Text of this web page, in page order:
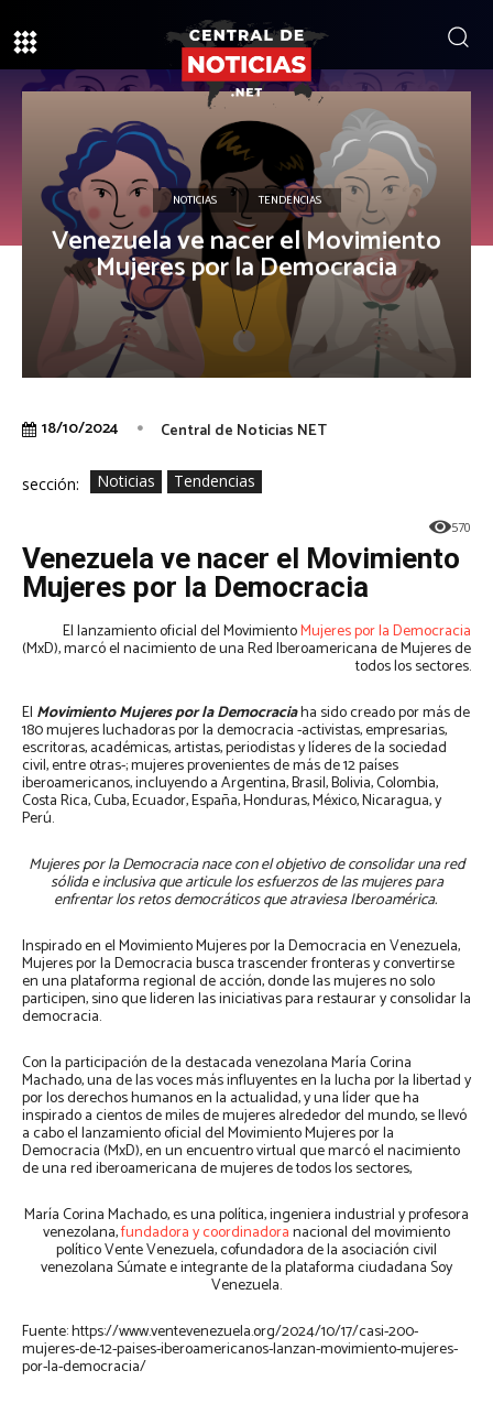
NOTICIAS TENDENCIAS
Venezuela ve nacer el Movimiento
Mujeres por la Democracia
18/10/2024 Central de Noticias NET
sección: Noticias Tendencias
570
Venezuela ve nacer el Movimiento
Mujeres por la Democracia
El lanzamiento oficial del MovimientoMujeres por la Democracia
(MxD), marcó el nacimiento de una Red Iberoamericana de Mujeres de
todos los sectores.
El Movimiento Mujeres por la Democraciaha sido creado por más de
180 mujeres luchadoras por la democracia -activistas, empresarias,
escritoras, académicas, artistas, periodistas y líderes de la sociedad
civil, entre otras-; mujeres provenientes de más de 12 países
iberoamericanos, incluyendo a Argentina, Brasil, Bolivia, Colombia,
Costa Rica, Cuba, Ecuador, España, Honduras, México, Nicaragua, y
Perú.
Mujeres por la Democracia nace con el objetivo de consolidar una red
sólida e inclusiva que articule los esfuerzos de las mujeres para
enfrentar los retos democráticos que atraviesa Iberoamérica.
Inspirado en el Movimiento Mujeres por la Democracia en Venezuela,
Mujeres por la Democracia busca trascender fronteras y convertirse
en una plataforma regional de acción, donde las mujeres no solo
participen, sino que lideren las iniciativas para restaurar y consolidar la
democracia.
Con la participación de la destacada venezolana María Corina
Machado, una de las voces más influyentes en la lucha por la libertad y
por los derechos humanos en la actualidad, y una líder que ha
inspirado a cientos de miles de mujeres alrededor del mundo, se llevó
a cabo el lanzamiento oficial del Movimiento Mujeres por la
Democracia (MxD), en un encuentro virtual que marcó el nacimiento
de una red iberoamericana de mujeres de todos los sectores,
María Corina Machado, es una política, ingeniera industrial y profesora
venezolana,fundadora y coordinadoranacional del movimiento
político Vente Venezuela, cofundadora de la asociación civil
venezolana Súmate e integrante de la plataforma ciudadana Soy
Venezuela.
Fuente: https://www.ventevenezuela.org/2024/10/17/casi-200-
mujeres-de-12-paises-iberoamericanos-lanzan-movimiento-mujeres-
por-la-democracia/